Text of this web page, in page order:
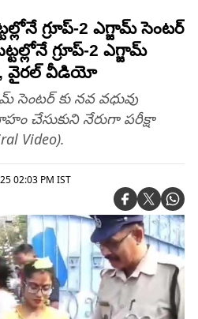
గ్రూప్-2 ఎగ్జామ్ సెంటర్
గ్రూప్-2 ఎగ్జామ్
వైరల్ వీడియో
సెంటర్ కు నవ వధువు
చేసుకుని నేరుగా పరీక్షా
Video).
02:03 PM IST